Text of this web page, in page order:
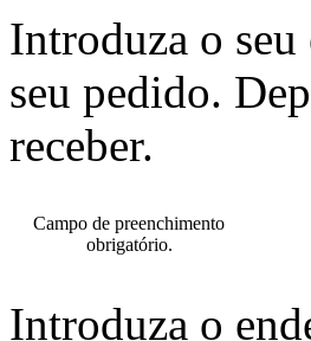
Introduza o
seu pedido.
receber.
Campo de preenchimento
obrigatório.
Introduza o